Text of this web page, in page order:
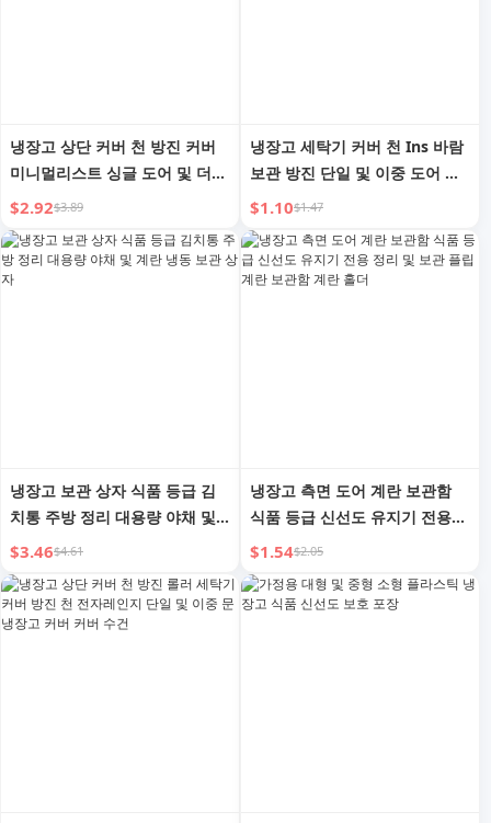
냉장고 상단 커버 천 방진 커버
미니멀리스트 싱글 도어 및 더블
도어 수납 방진 커버 타월 가정
용 하이엔드 세탁기 커버
$2.92$3.89
냉장고 세탁기 커버 천 Ins 바람
보관 방진 단일 및 이중 도어 냉
장고 커버 방진 커버 타월 걸이
가방
$1.10$1.47
냉장고 보관 상자 식품 등급 김
치통 주방 정리 대용량 야채 및
계란 냉동 보관 상자
$3.46$4.61
냉장고 측면 도어 계란 보관함
식품 등급 신선도 유지기 전용
정리 및 보관 플립 계란 보관함
계란 홀더
$1.54$2.05